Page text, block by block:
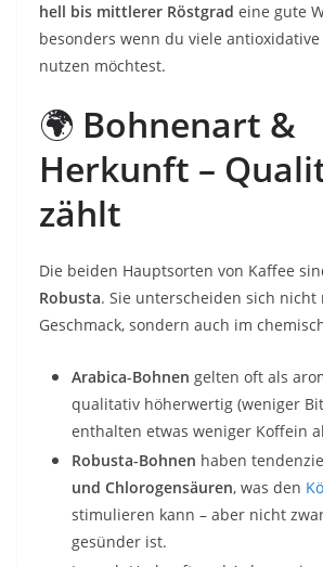
hell bis mittlerer Röstgrad eine gute
besonders wenn du viele
nutzen möchtest.
🌍 Bohnenart &
Herkunft –
zählt
Die beiden Hauptsorten von Kaffee
Robusta. Sie unterscheiden sich nicht
Geschmack, sondern auch im
Arabica‑Bohnen gelten oft als
qualitativ höherwertig (weniger
enthalten etwas weniger Koffein
Robusta‑Bohnen haben
und Chlorogensäuren, was den
stimulieren kann – aber nicht
gesünder ist.